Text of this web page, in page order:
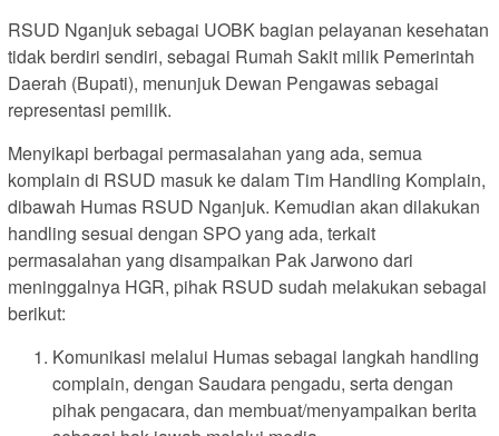
RSUD Nganjuk sebagai UOBK bagian pelayanan kesehatan
tidak berdiri sendiri, sebagai Rumah Sakit milik Pemerintah
Daerah (Bupati), menunjuk Dewan Pengawas sebagai
representasi pemilik.
Menyikapi berbagai permasalahan yang ada, semua
komplain di RSUD masuk ke dalam Tim Handling Komplain,
dibawah Humas RSUD Nganjuk. Kemudian akan dilakukan
handling sesuai dengan SPO yang ada, terkait
permasalahan yang disampaikan Pak Jarwono dari
meninggalnya HGR, pihak RSUD sudah melakukan sebagai
berikut:
Komunikasi melalui Humas sebagai langkah handling
complain, dengan Saudara pengadu, serta dengan
pihak pengacara, dan membuat/menyampaikan berita